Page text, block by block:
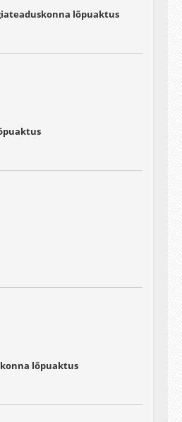
lõpuaktus
lõpuaktus